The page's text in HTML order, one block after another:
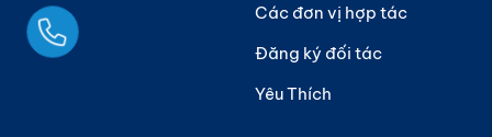
Các đơn vị hợp tác
Đăng ký đối tác
Yêu Thích